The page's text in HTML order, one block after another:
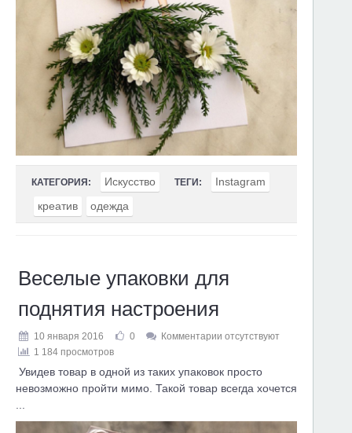
КАТЕГОРИЯ: Искусство ТЕГИ:
Instagram
креатив
одежда
Веселые упаковки для
поднятия настроения
10 января 2016 0
Комментарии отсутствуют
1 184 просмотров
Увидев товар в одной из таких упаковок просто
невозможно пройти мимо. Такой товар всегда хочется